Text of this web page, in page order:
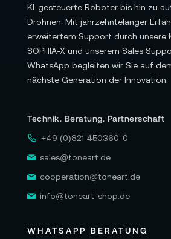
KI-gesteuerte Roboter bis hin zu
Drohnen. Mit jahrzehntelanger
erweitertem Support durch unsere
SOPHIA-X und unserem Sales
WhatsApp begleiten wir Sie auf
nächste Generation der Innovation.
Technik. Beratung. Partnerschaft
+49 (0)821 450360-0
sales@toneart.de
cooperation@toneart.de
info@toneart-shop.de
WHATSAPP BERATUNG